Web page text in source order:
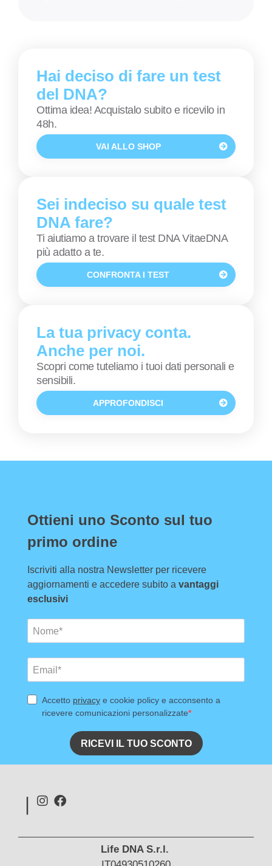
Hai deciso di fare un test
del DNA?
Ottima idea! Acquistalo subito e ricevilo in
48h.
VAI ALLO SHOP
Sei indeciso su quale test
DNA fare?
Ti aiutiamo a trovare il test DNA VitaeDNA
più adatto a te.
CONFRONTA I TEST
La tua privacy conta.
Anche per noi.
Scopri come tuteliamo i tuoi dati personali e
sensibili.
APPROFONDISCI
Life DNA S.r.l.